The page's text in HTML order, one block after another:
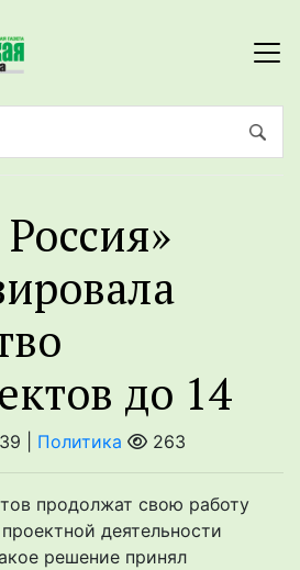
до 14
| Политика 263
продолжат свою работу
деятельности
решение принял